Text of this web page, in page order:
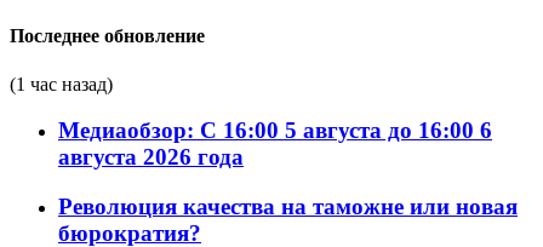
Последнее обновление
(1 час назад)
Медиаобзор: С 16:00 5 августа до 16:00 6
августа 2026 года
Революция качества на таможне или новая
бюрократия?